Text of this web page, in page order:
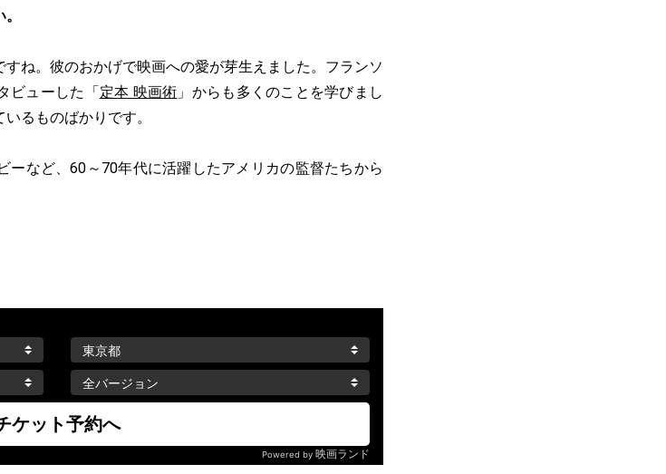
ね。彼のおかげで映画への愛が芽生えました。フランソ
ビューした「定本 映画術 」からも多くのことを学びまし
るものばかりです。
ーなど、60～70年代に活躍したアメリカの監督たちから